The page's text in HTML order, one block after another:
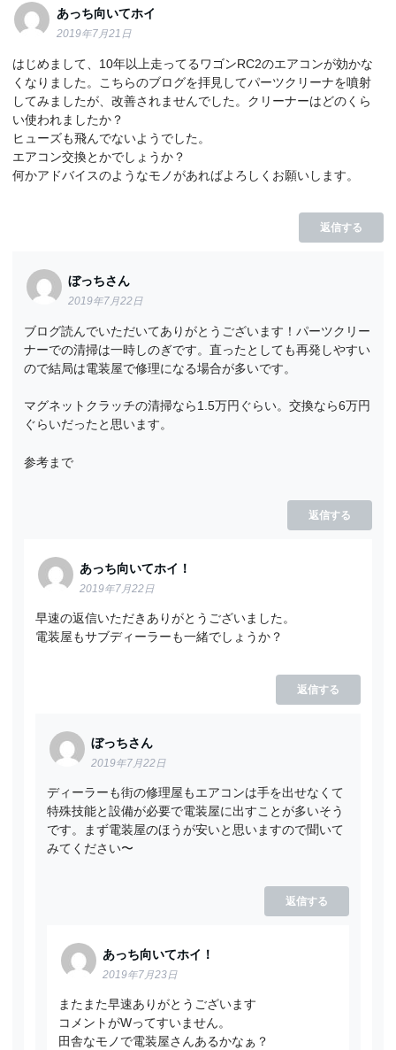
あっち向いてホイ
2019年7月21日
はじめまして、10年以上走ってるワゴンRC2のエアコンが効かな
くなりました。こちらのブログを拝見してパーツクリーナを噴射
してみましたが、改善されませんでした。クリーナーはどのくら
い使われましたか？
ヒューズも飛んでないようでした。
エアコン交換とかでしょうか？
何かアドバイスのようなモノがあればよろしくお願いします。
返信する
ぼっちさん
2019年7月22日
ブログ読んでいただいてありがとうございます！パーツクリー
ナーでの清掃は一時しのぎです。直ったとしても再発しやすい
ので結局は電装屋で修理になる場合が多いです。
マグネットクラッチの清掃なら1.5万円ぐらい。交換なら6万円
ぐらいだったと思います。
参考まで
返信する
あっち向いてホイ！
2019年7月22日
早速の返信いただきありがとうございました。
電装屋もサブディーラーも一緒でしょうか？
返信する
ぼっちさん
2019年7月22日
ディーラーも街の修理屋もエアコンは手を出せなくて
特殊技能と設備が必要で電装屋に出すことが多いそう
です。まず電装屋のほうが安いと思いますので聞いて
みてください〜
返信する
あっち向いてホイ！
2019年7月23日
またまた早速ありがとうございます
コメントがWってすいません。
田舎なモノで電装屋さんあるかなぁ？